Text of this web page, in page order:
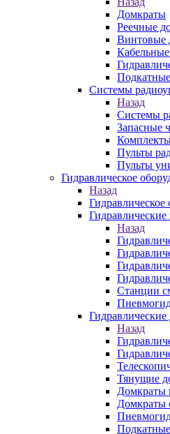
Домкраты
Реечные
Винтовые
Системы
Назад
Системы
Запасные
Пульты
Пульты
Гидравлическое
Назад
Гидравлическое
Гидравлические
Назад
Станции
Назад
Тянущие
Домкраты
Домкраты